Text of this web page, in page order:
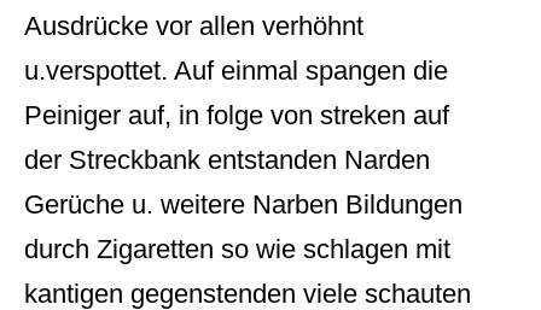
Ausdrücke vor allen verhöhnt
u.verspottet. Auf einmal spangen die
Peiniger auf, in folge von streken auf
der Streckbank entstanden Narden
Gerüche u. weitere Narben Bildungen
durch Zigaretten so wie schlagen mit
kantigen gegenstenden viele schauten